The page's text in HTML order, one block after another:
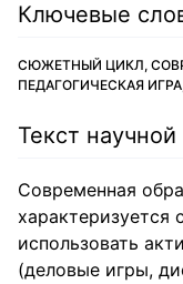
Ключевые
СЮЖЕТНЫЙ ЦИКЛ,
ПЕДАГОГИЧЕСКАЯ
Текст
Современная
характеризуется
использовать
(деловые игры,